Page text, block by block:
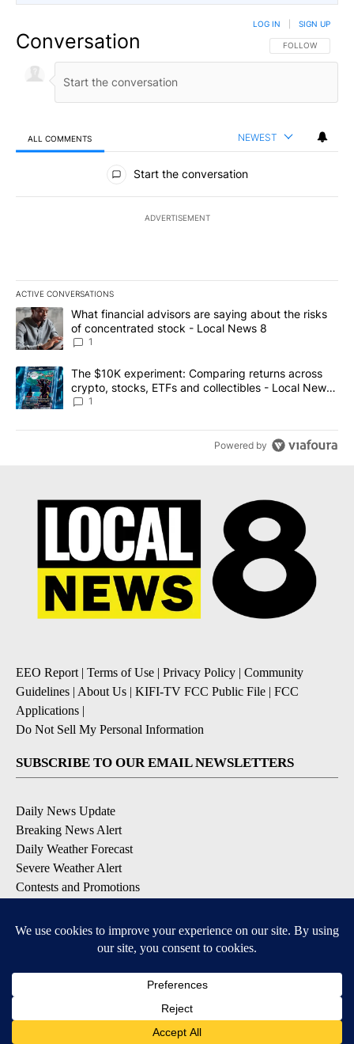
Conversation FOLLOW THIS
FOLLOW
LOG IN SIGN UP
ALL COMMENTS NEWEST
All Comments
Start the conversation
ADVERTISEMENT
ACTIVE CONVERSATIONS
The following is a list of the most commented articles in the last
A trending article titled "What financial advisors are saying
What financial advisors are saying about the risks
of concentrated stock - Local News 8
1
A trending article titled "The $10K experiment: Comparing
The $10K experiment: Comparing returns across
crypto, stocks, ETFs and collectibles - Local News
8
1
Powered by
EEO Report | Terms of Use | Privacy Policy | Community
Guidelines | About Us | KIFI-TV FCC Public File | FCC
Applications |
Do Not Sell My Personal Information
SUBSCRIBE TO OUR EMAIL NEWSLETTERS
Daily News Update
Breaking News Alert
Daily Weather Forecast
Severe Weather Alert
Contests and Promotions